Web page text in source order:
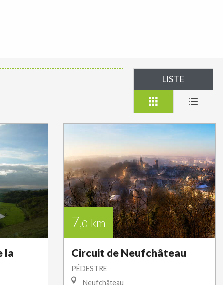
LISTE
la
7,0 km
Circuit de Neufchâteau
PÉDESTRE
Neufchâteau